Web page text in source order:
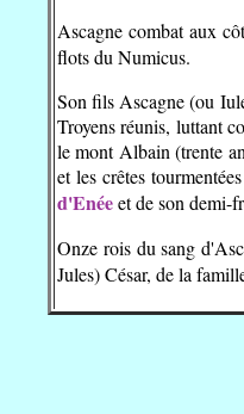
Ascagne combat aux
flots du Numicus.
Son fils Ascagne (ou
Troyens réunis, luttant
le mont Albain (trente
et les crêtes
d'Enéeet de son demi-
Onze rois du sang
Jules) César, de la